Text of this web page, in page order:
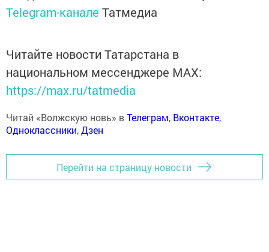
Telegram-канале Татмедиа
Читайте новости Татарстана в
национальном мессенджере MАХ:
https://max.ru/tatmedia
Читай «Волжскую новь» вТелеграм, Вконтакте,
Одноклассники,Дзен
Перейти на страницу новости